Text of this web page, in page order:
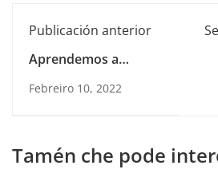
Publicación anterior
Aprendemos a
Febreiro 10, 2022
Tamén che pode